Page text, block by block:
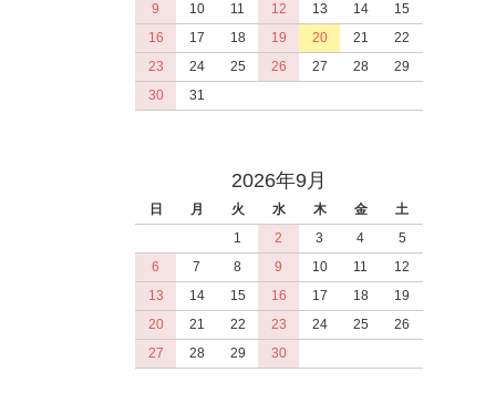
9
10 11 12 13 14
15
16
17 18 19 20 21
22
23
24 25 26 27 28
29
30
31
2026年9月
日 月 火 水 木 金
土
1
2 3 4
5
6
7 8 9 10 11
12
13
14 15 16 17 18
19
20
21 22 23 24 25
26
27
28 29 30